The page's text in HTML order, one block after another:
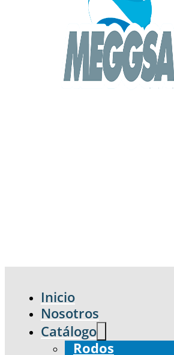
Inicio
Nosotros
Catálogo
Rodos